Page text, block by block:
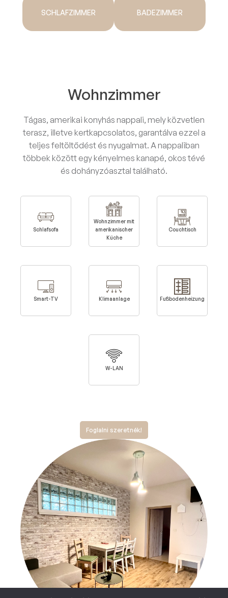
SCHLAFZIMMER BADEZIMMER
Wohnzimmer
Tágas, amerikai konyhás nappali, mely közvetlen
terasz, illetve kertkapcsolatos, garantálva ezzel a
teljes feltöltődést és nyugalmat. A nappaliban
többek között egy kényelmes kanapé, okos tévé
és dohányzóasztal található.
Schlafsofa
Wohnzimmer mit
amerikanischer
Küche
Couchtisch
Smart-TV Klimaanlage Fußbodenheizung
W-LAN
Foglalni szeretnék!